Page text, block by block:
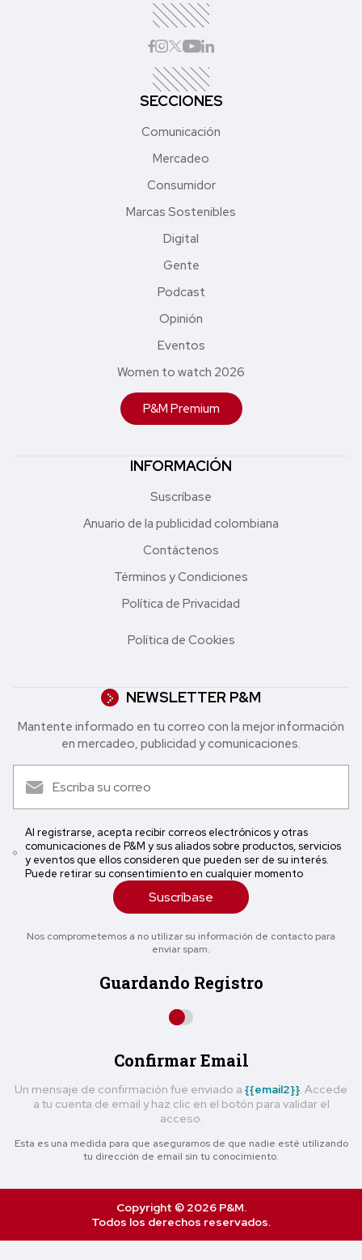
SECCIONES
Comunicación
Mercadeo
Consumidor
Marcas Sostenibles
Digital
Gente
Podcast
Opinión
Eventos
Women to watch 2026
P&M Premium
INFORMACIÓN
Suscríbase
Anuario de la publicidad colombiana
Contáctenos
Términos y Condiciones
Política de Privacidad
Política de Cookies
NEWSLETTER P&M
Mantente informado en tu correo con la mejor in formación
en mercadeo, publicidad y comunicaciones.
Al registrarse, acepta recibir correos electrónicos y otras
comunicaciones de P&M y sus aliados sobre productos, servicios
y eventos que ellos consideren que pueden ser de su interés.
Puede retirar su consentimiento en cualquier momento
Suscríbase
Nos comprometemos a no utilizar su información de contacto para
enviar spam.
Guardando Registro
Confirmar Email
Un mensaje de confirmación fue enviado a {{email2}}. Accede
a tu cuenta de email y haz clic en el botón para validar el
acceso.
Esta es una medida para que asegurarnos de que nadie esté utilizando
tu dirección de email sin tu conocimiento.
Copyright © 2026 P&M.
Todos los derechos reservados.